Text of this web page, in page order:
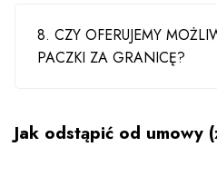
8. CZY OFERUJEMY
PACZKI ZA GRANICĘ?
Jak odstąpić od umowy